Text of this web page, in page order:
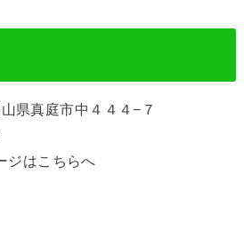
県真庭市中４４４−７
ジはこちらへ